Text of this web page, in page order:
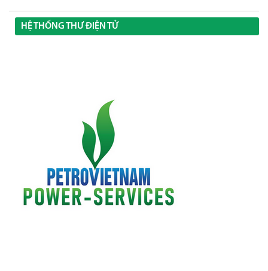
HỆ THỐNG THƯ ĐIỆN TỬ